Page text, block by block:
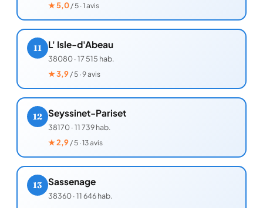
★5,0/ 5 · 1 avis
11 L' Isle-d'Abeau
38080·17 515 hab.
★3,9/ 5 · 9 avis
12 Seyssinet-Pariset
38170·11 739 hab.
★2,9/ 5 · 13 avis
13 Sassenage
38360·11 646 hab.